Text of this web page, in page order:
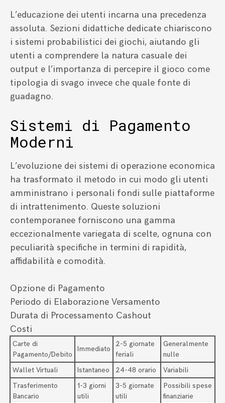
L’educazione dei utenti incarna una precedenza
assoluta. Sezioni didattiche dedicate chiariscono
i sistemi probabilistici dei giochi, aiutando gli
utenti a comprendere la natura casuale dei
output e l’importanza di percepire il gioco come
tipologia di svago invece che quale fonte di
guadagno.
Sistemi di Pagamento
Moderni
L’evoluzione dei sistemi di operazione economica
ha trasformato il metodo in cui modo gli utenti
amministrano i personali fondi sulle piattaforme
di intrattenimento. Queste soluzioni
contemporanee forniscono una gamma
eccezionalmente variegata di scelte, ognuna con
peculiarità specifiche in termini di rapidità,
affidabilità e comodità.
Opzione di Pagamento
Periodo di Elaborazione Versamento
Durata di Processamento Cashout
Costi
Carte di
Pagamento/Debito
Immediato
2-5 giornate
feriali
Generalmente
nulle
Wallet Virtuali
Istantaneo 24-48 orario
Variabili
Trasferimento
Bancario
1-3 giorni
utili
3-5 giornate
utili
Possibili spese
finanziarie